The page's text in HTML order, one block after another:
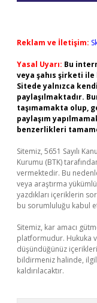
Reklam ve İletişim:
Yasal Uyarı: Bu
veya şahıs şirketi
Sitede yalnızca
paylaşılmaktadır.
taşımamakta olup,
paylaşım
benzerlikleri
Sitemiz, 5651 Sayılı
Kurumu (BTK)
vermektedir. Bu
veya araştırma
yazdıkları içeriklerin
bu sorumluluğu kabul
Sitemiz, kar amacı
platformudur. Hukuka
düşündüğünüz
bildirmeniz halinde,
kaldırılacaktır.